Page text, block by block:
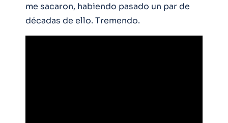
me sacaron, habiendo pasado un par de
décadas de ello. Tremendo.